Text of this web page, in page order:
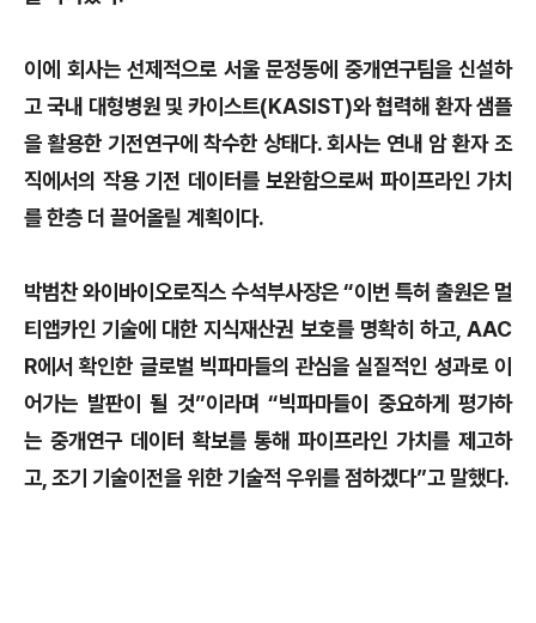
이에 회사는 선제적으로 서울 문정동에 중개연구팀을 신설하
고 국내 대형병원 및 카이스트(KASIST)와 협력해 환자 샘플
을 활용한 기전연구에 착수한 상태다. 회사는 연내 암 환자 조
직에서의 작용 기전 데이터를 보완함으로써 파이프라인 가치
를 한층 더 끌어올릴 계획이다.
박범찬 와이바이오로직스 수석부사장은 “이번 특허 출원은 멀
티앱카인 기술에 대한 지식재산권 보호를 명확히 하고, AAC
R에서 확인한 글로벌 빅파마들의 관심을 실질적인 성과로 이
어가는 발판이 될 것”이라며 “빅파마들이 중요하게 평가하
는 중개연구 데이터 확보를 통해 파이프라인 가치를 제고하
고, 조기 기술이전을 위한 기술적 우위를 점하겠다”고 말했다.